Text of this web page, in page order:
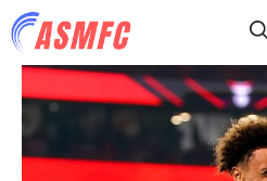
Aller
au
contenu